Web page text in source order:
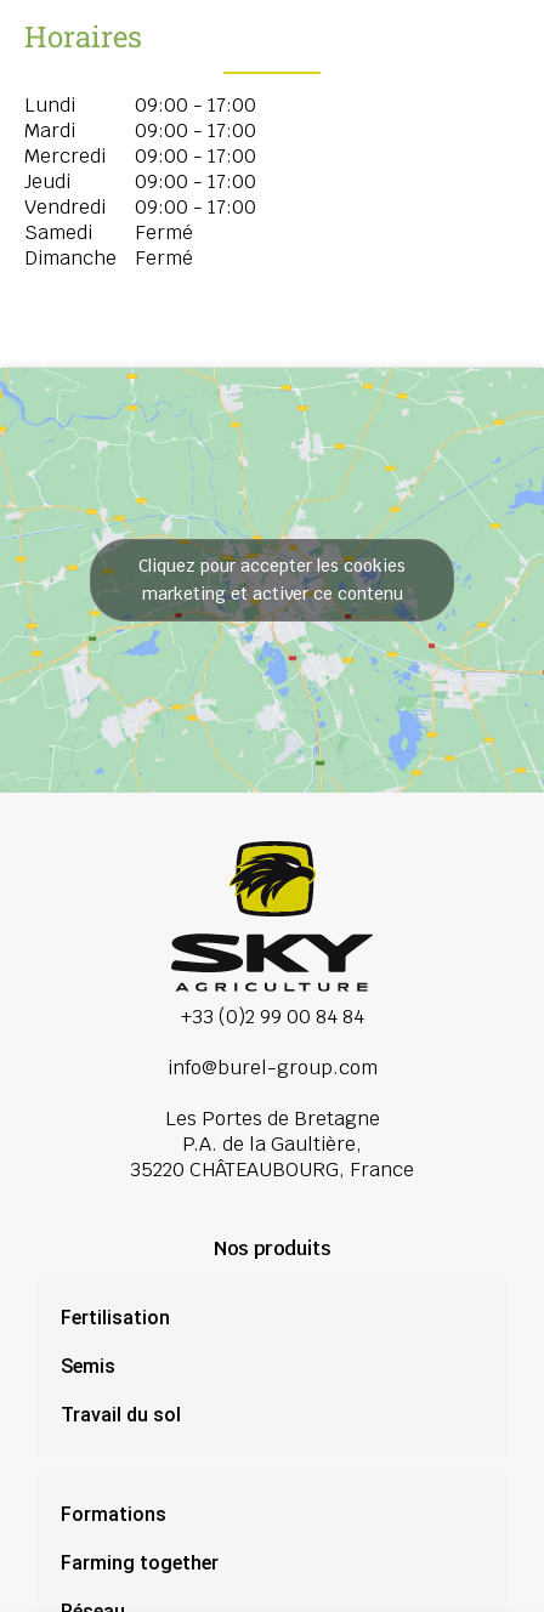
Horaires
Lundi
09:00 - 17:00
Mardi
09:00 - 17:00
Mercredi
09:00 - 17:00
Jeudi
09:00 - 17:00
Vendredi
09:00 - 17:00
Samedi
Fermé
Dimanche
Fermé
Cliquez pour accepter les cookies
marketing et activer ce contenu
+33 (0)2 99 00 84 84
info@burel-group.com
Les Portes de Bretagne
P.A. de la Gaultière,
35220 CHÂTEAUBOURG, France
Nos produits
Fertilisation
Semis
Travail du sol
Formations
Farming together